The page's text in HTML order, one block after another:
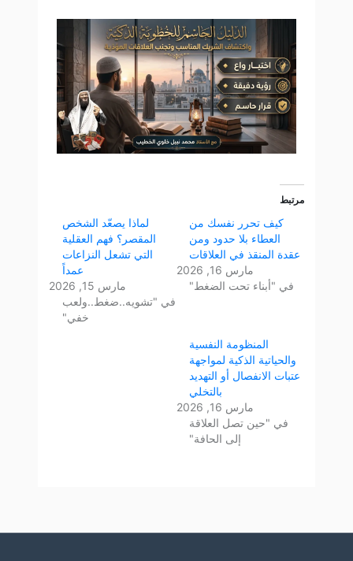
مرتبط
كيف تحرر نفسك من
العطاء بلا حدود ومن
عقدة المنقذ في العلاقات
مارس 16, 2026
في "أبناء تحت الضغط"
لماذا يصعّد الشخص
المقصر؟ فهم العقلية
التي تشعل النزاعات
عمداً
مارس 15, 2026
في "تشويه..ضغط..ولعب
خفي"
المنظومة النفسية
والحياتية الذكية لمواجهة
عتبات الانفصال أو التهديد
بالتخلي
مارس 16, 2026
في "حين تصل العلاقة
إلى الحافة"